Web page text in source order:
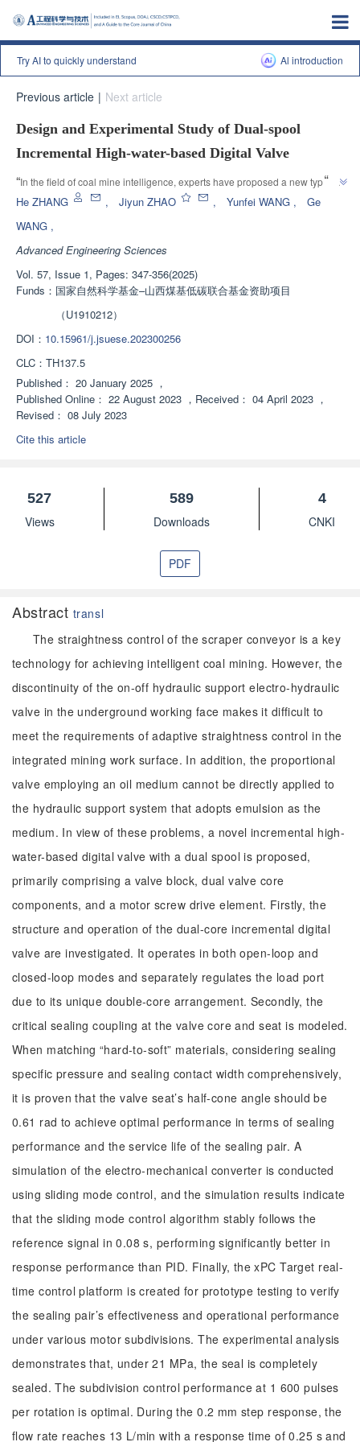
Try AI to quickly understand Al introduction
Previous article | Next article
Design and Experimental Study of Dual-spool
Incremental High-water-based Digital Valve
“In the field of coal mine intelligence, experts have proposed a new type of
dual spool incremental high water-based digital valve structure, which
mechanized mining faces and provides strong support for the construction
of coal mine intelligence.”
”
He ZHANG , Jiyun ZHAO , Yunfei WANG ,
Ge
WANG ,
Advanced Engineering Sciences
Vol. 57, Issue 1, Pages: 347-356(2025)
Funds： 国家自然科学基金–山西煤基低碳联合基金资助项目
（U1910212）
DOI： 10.15961/j.jsuese.202300256
CLC： TH137.5
Published： 20 January 2025 ，
Published Online： 22 August 2023 ， Received： 04 April 2023 ，
Revised： 08 July 2023
Cite this article
527
Views
589
Downloads
4
CNKI
PDF
Abstract transl
The straightness control of the scraper conveyor is a key
technology for achieving intelligent coal mining. However, the
discontinuity of the on-off hydraulic support electro-hydraulic
valve in the underground working face makes it difficult to
meet the requirements of adaptive straightness control in the
integrated mining work surface. In addition, the proportional
valve employing an oil medium cannot be directly applied to
the hydraulic support system that adopts emulsion as the
medium. In view of these problems, a novel incremental high-
water-based digital valve with a dual spool is proposed,
primarily comprising a valve block, dual valve core
components, and a motor screw drive element. Firstly, the
structure and operation of the dual-core incremental digital
valve are investigated. It operates in both open-loop and
closed-loop modes and separately regulates the load port
due to its unique double-core arrangement. Secondly, the
critical sealing coupling at the valve core and seat is modeled.
When matching “hard-to-soft” materials, considering sealing
specific pressure and sealing contact width comprehensively,
it is proven that the valve seat’s half-cone angle should be
0.61 rad to achieve optimal performance in terms of sealing
performance and the service life of the sealing pair. A
simulation of the electro-mechanical converter is conducted
using sliding mode control, and the simulation results indicate
that the sliding mode control algorithm stably follows the
reference signal in 0.08 s, performing significantly better in
response performance than PID. Finally, the xPC Target real-
time control platform is created for prototype testing to verify
the sealing pair’s effectiveness and operational performance
under various motor subdivisions. The experimental analysis
demonstrates that, under 21 MPa, the seal is completely
sealed. The subdivision control performance at 1 600 pulses
per rotation is optimal. During the 0.2 mm step response, the
flow rate reaches 13 L/min with a response time of 0.25 s and